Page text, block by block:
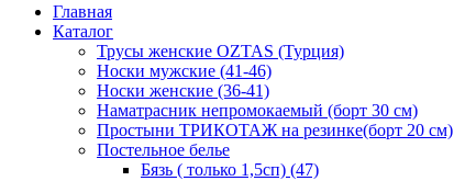
Главная
Каталог
Трусы женские OZTAS (Турция)
Носки мужские (41-46)
Носки женские (36-41)
Наматрасник непромокаемый (борт 30 см)
Простыни ТРИКОТАЖ на резинке(борт 20 см)
Постельное белье
Бязь ( только 1,5сп) (47)